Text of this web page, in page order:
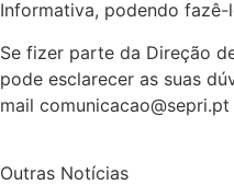
Informativa, podendo fazê-
Se fizer parte da Direção
pode esclarecer as suas
mail
Outras Notícias